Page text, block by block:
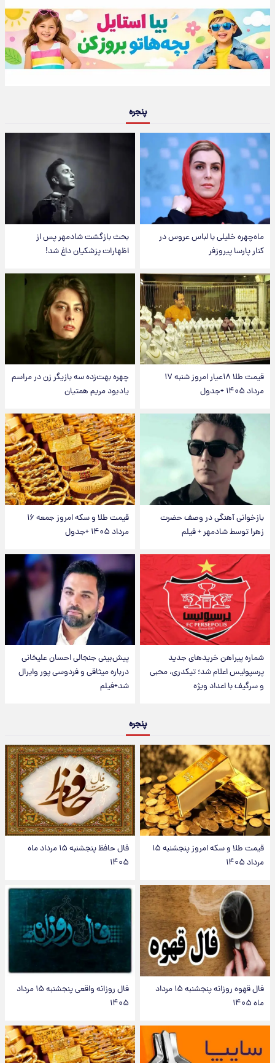
پنجره
ماه‌چهره خلیلی با لباس عروس در
کنار پارسا پیروزفر
بحث بازگشت شادمهر پس از
اظهارات پزشکیان داغ شد!
قیمت طلا ۱۸عیار امروز شنبه ۱۷
مرداد ۱۴۰۵ +جدول
چهره بهت‌زده سه بازیگر زن در مراسم
یادبود مریم همتیان
بازخوانی آهنگی در وصف حضرت
زهرا توسط شادمهر + فیلم
قیمت طلا و سکه امروز جمعه ۱۶
مرداد ۱۴۰۵ +جدول
شماره پیراهن خریدهای جدید
پرسپولیس اعلام شد؛ تیکدری، محبی
و سرگیف با اعداد ویژه
پیش‌بینی جنجالی احسان علیخانی
درباره میثاقی و فردوسی پور وایرال
شد+فیلم
پنجره
قیمت طلا و سکه امروز پنجشنبه ۱۵
مرداد ۱۴۰۵
فال حافظ پنجشنبه ۱۵ مرداد ماه
۱۴۰۵
فال قهوه روزانه پنجشنبه ۱۵ مرداد
ماه ۱۴۰۵
فال روزانه واقعی پنجشنبه ۱۵ مرداد
۱۴۰۵